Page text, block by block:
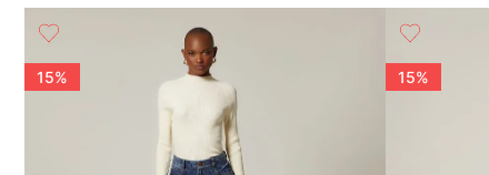
15% 15%